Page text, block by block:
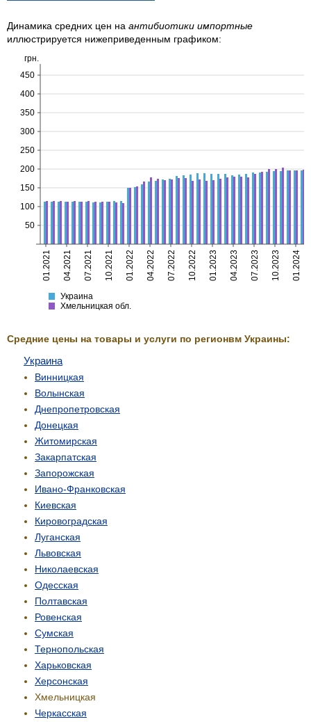
Динамика средних цен на антибиотики импортные
иллюстрируется нижеприведенным графиком:
Украина
Хмельницкая
01.2021 04.2021 07.2021 10.2021 01.2022 04.2022 07.2022 10.2022 01.2023 04.2023 07.2023 10.2023 01.2024
50
100
150
200
250
300
350
400
450
грн.
Украина
Хмельницкая обл.
Средние цены на товары и услуги по регионвм Украины:
Украина
Винницкая
Волынская
Днепропетровская
Донецкая
Житомирская
Закарпатская
Запорожская
Ивано-Франковская
Киевская
Кировоградская
Луганская
Львовская
Николаевская
Одесская
Полтавская
Ровенская
Сумская
Тернопольская
Харьковская
Херсонская
Хмельницкая
Черкасская